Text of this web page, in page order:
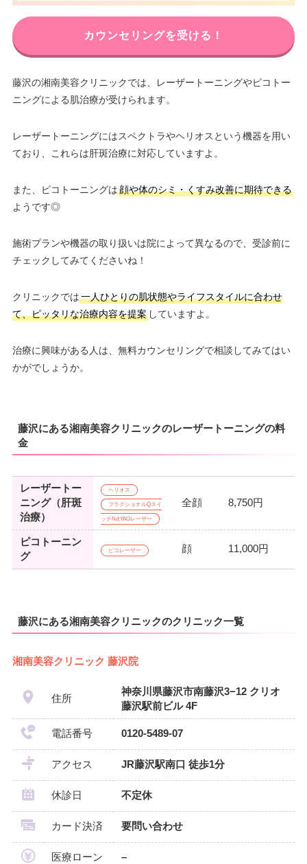
カウンセリングを受ける！
藤沢の湘南美容クリニックでは、レーザートーニングやピコトー
ニングによる肌治療が受けられます。
レーザートーニングにはスペクトラやヘリオスという機器を用い
ており、これらは肝斑治療に対応していますよ。
また、ピコトーニングは顔や体のシミ・くすみ改善に期待できる
ようです◎
施術プランや機器の取り扱いは院によって異なるので、受診前に
チェックしてみてくださいね！
クリニックでは一人ひとりの肌状態やライフスタイルに合わせ
て、ピッタリな治療内容を提案していますよ。
治療に興味がある人は、無料カウンセリングで相談してみてはい
かがでしょうか。
藤沢にある湘南美容クリニックのレーザートーニングの料
金
レーザートー
ニング（肝斑
治療）
ヘリオス
フラクショナルQスイ
ッチNd:YAGレーザー
全顔 8,750円
ピコトーニン
グ
ピコレーザー 顔 11,000円
藤沢にある湘南美容クリニックのクリニック一覧
湘南美容クリニック 藤沢院
住所
神奈川県藤沢市南藤沢3−12 クリオ
藤沢駅前ビル 4F
電話番号 0120-5489-07
アクセス JR藤沢駅南口 徒歩1分
休診日 不定休
カード決済 要問い合わせ
医療ローン –